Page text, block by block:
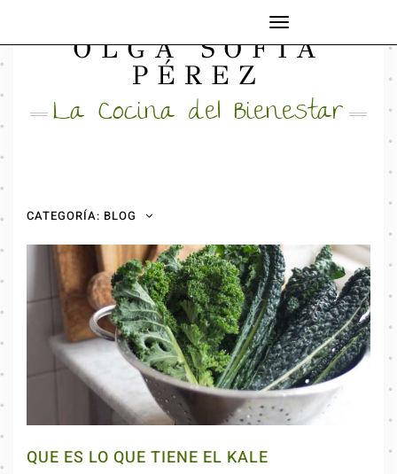
FACEBOOK
INSTAGRAM
MAIL
OLGA SOFÍA
PÉREZ
La Cocina del Bienestar
Cambiar
modo
de
CATEGORÍA: BLOG
QUE ES LO QUE TIENE EL KALE